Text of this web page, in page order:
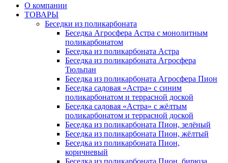
О компании
ТОВАРЫ
Беседки из поликарбоната
Беседка Агросфера Астра с монолитным
поликарбонатом
Беседка из поликарбоната Астра
Беседка из поликарбоната Агросфера
Тюльпан
Беседка из поликарбоната Агросфера Пион
Беседка садовая «Астра» с синим
поликарбонатом и террасной доской
Беседка садовая «Астра» с жёлтым
поликарбонатом и террасной доской
Беседка из поликарбоната Пион, зелёный
Беседка из поликарбоната Пион, жёлтый
Беседка из поликарбоната Пион,
коричневый
Беседка из поликарбоната Пион, бирюза